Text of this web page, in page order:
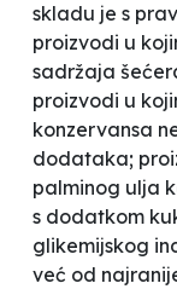
skladu je s
proizvodi u
sadržaja
proizvodi u
konzervansa
dodataka;
palminog ulja
s dodatkom
glikemijskog
već od